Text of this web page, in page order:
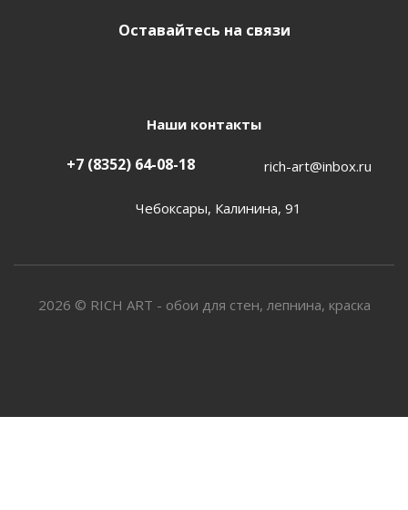
Оставайтесь на связи
Наши контакты
+7 (8352) 64-08-18 rich-art@inbox.ru
Чебоксары, Калинина, 91
2026 © RICH ART - обои для стен, лепнина, краска